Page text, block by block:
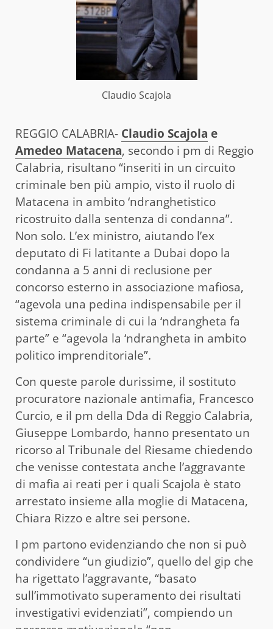
Claudio Scajola
REGGIO CALABRIA- Claudio Scajola e
Amedeo Matacena, secondo i pm di Reggio
Calabria, risultano “inseriti in un circuito
criminale ben più ampio, visto il ruolo di
Matacena in ambito ‘ndranghetistico
ricostruito dalla sentenza di condanna”.
Non solo. L’ex ministro, aiutando l’ex
deputato di Fi latitante a Dubai dopo la
condanna a 5 anni di reclusione per
concorso esterno in associazione mafiosa,
“agevola una pedina indispensabile per il
sistema criminale di cui la ‘ndrangheta fa
parte” e “agevola la ‘ndrangheta in ambito
politico imprenditoriale”.
Con queste parole durissime, il sostituto
procuratore nazionale antimafia, Francesco
Curcio, e il pm della Dda di Reggio Calabria,
Giuseppe Lombardo, hanno presentato un
ricorso al Tribunale del Riesame chiedendo
che venisse contestata anche l’aggravante
di mafia ai reati per i quali Scajola è stato
arrestato insieme alla moglie di Matacena,
Chiara Rizzo e altre sei persone.
I pm partono evidenziando che non si può
condividere “un giudizio”, quello del gip che
ha rigettato l’aggravante, “basato
sull’immotivato superamento dei risultati
investigativi evidenziati”, compiendo un